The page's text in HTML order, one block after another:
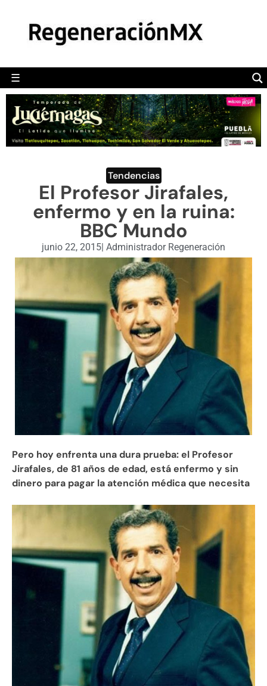
☰
POLÍTICA
CAMALEÓN
OPINIÓN
DEPORTES
ENGLISH SECTION
VIDEOS
Tendencias
El Profesor Jirafales,
enfermo y en la ruina:
BBC Mundo
junio 22, 2015| Administrador Regeneración
Pero hoy enfrenta una dura prueba: el Profesor
Jirafales, de 81 años de edad, está enfermo y sin
dinero para pagar la atención médica que necesita